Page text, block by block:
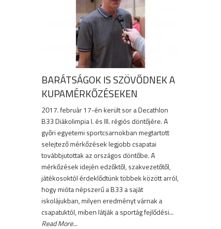
BARÁTSÁGOK IS SZÖVŐDNEK A
KUPAMÉRKŐZÉSEKEN
2017. február 17-én került sor a Decathlon
B33 Diákolimpia I. és III. régiós döntőjére. A
győri egyetemi sportcsarnokban megtartott
selejtező mérkőzések legjobb csapatai
továbbjutottak az országos döntőbe. A
mérkőzések idején edzőktől, szakvezetőtől,
játékosoktól érdeklődtünk többek között arról,
hogy mióta népszerű a B33 a saját
iskolájukban, milyen eredményt várnak a
csapatuktól, miben látják a sportág fejlődési...
Read More...